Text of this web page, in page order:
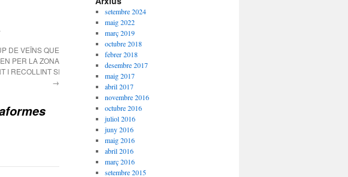
DE VEÏNS QUE
PER LA ZONA
I RECOLLINT SIGNATURES EN
→
setembre 2024
maig 2022
març 2019
octubre 2018
febrer 2018
desembre 2017
maig 2017
abril 2017
novembre 2016
octubre 2016
juliol 2016
juny 2016
maig 2016
abril 2016
març 2016
setembre 2015